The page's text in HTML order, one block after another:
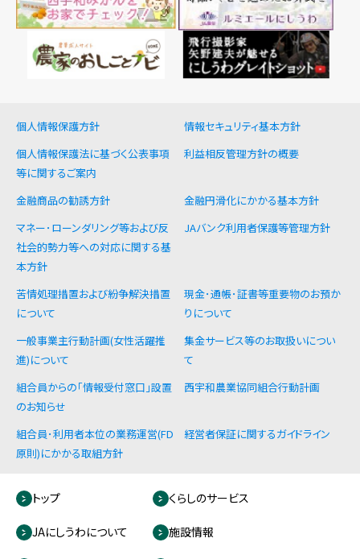
個人情報保護方針
情報セキュリティ基本方針
個人情報保護法に基づく公表事項
等に関するご案内
利益相反管理方針の概要
金融商品の勧誘方針
金融円滑化にかかる基本方針
マネー･ローンダリング等および反
社会的勢力等への対応に関する基
本方針
JAバンク利用者保護等管理方針
苦情処理措置および紛争解決措置
について
現金･通帳･証書等重要物のお預か
りについて
一般事業主行動計画(女性活躍推
進)について
集金サービス等のお取扱いについ
て
組合員からの「情報受付窓口」設置
のお知らせ
西宇和農業協同組合行動計画
組合員･利用者本位の業務運営(FD
原則)にかかる取組方針
経営者保証に関するガイドライン
トップ
JAにしうわについて
くらしのサービス
施設情報